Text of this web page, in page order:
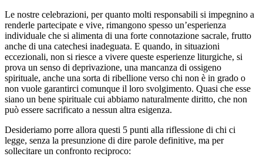
Le nostre celebrazioni, per quanto molti responsabili si impegnino a
renderle partecipate e vive, rimangono spesso un’esperienza
individuale che si alimenta di una forte connotazione sacrale, frutto
anche di una catechesi inadeguata. E quando, in situazioni
eccezionali, non si riesce a vivere queste esperienze liturgiche, si
prova un senso di deprivazione, una mancanza di ossigeno
spirituale, anche una sorta di ribellione verso chi non è in grado o
non vuole garantirci comunque il loro svolgimento. Quasi che esse
siano un bene spirituale cui abbiamo naturalmente diritto, che non
può essere sacrificato a nessun altra esigenza.
Desideriamo porre allora questi 5 punti alla riflessione di chi ci
legge, senza la presunzione di dire parole definitive, ma per
sollecitare un confronto reciproco: